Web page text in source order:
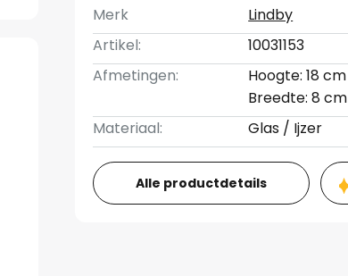
Merk
Lindby
Artikel:
10031153
Afmetingen:
Hoogte: 18 cm
Breedte: 8 cm
Materiaal:
Glas / Ijzer
Alle productdetails